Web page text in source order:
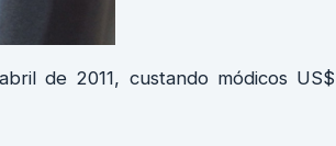
de 2011, custando módicos US$